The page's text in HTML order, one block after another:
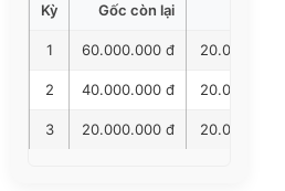
Kỳ Gốc còn lại
1 60.000.000 đ 20.000.000 đ
2 40.000.000 đ 20.000.000 đ
3 20.000.000 đ 20.000.000 đ